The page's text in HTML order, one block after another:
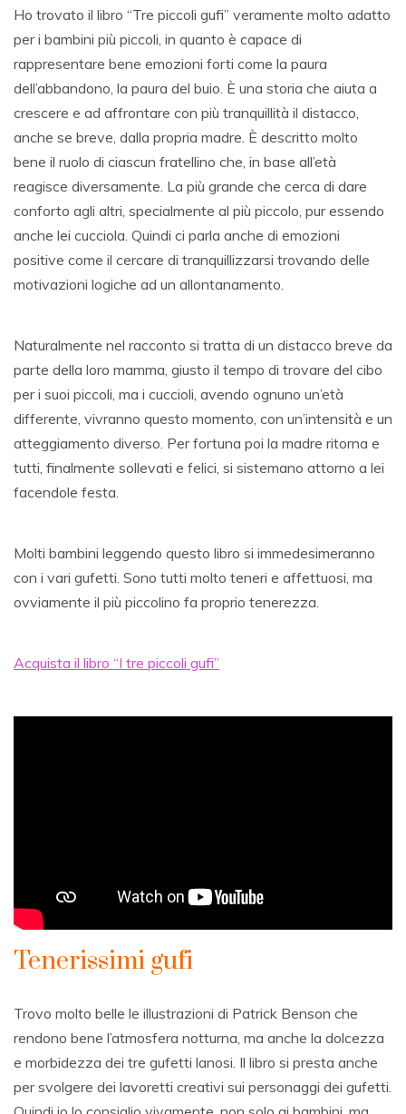
Ho trovato il libro “Tre piccoli gufi” veramente molto adatto
per i bambini più piccoli, in quanto è capace di
rappresentare bene emozioni forti come la paura
dell’abbandono, la paura del buio. È una storia che aiuta a
crescere e ad affrontare con più tranquillità il distacco,
anche se breve, dalla propria madre. È descritto molto
bene il ruolo di ciascun fratellino che, in base all’età
reagisce diversamente. La più grande che cerca di dare
conforto agli altri, specialmente al più piccolo, pur essendo
anche lei cucciola. Quindi ci parla anche di emozioni
positive come il cercare di tranquillizzarsi trovando delle
motivazioni logiche ad un allontanamento.
Naturalmente nel racconto si tratta di un distacco breve da
parte della loro mamma, giusto il tempo di trovare del cibo
per i suoi piccoli, ma i cuccioli, avendo ognuno un’età
differente, vivranno questo momento, con un’intensità e un
atteggiamento diverso. Per fortuna poi la madre ritorna e
tutti, finalmente sollevati e felici, si sistemano attorno a lei
facendole festa.
Molti bambini leggendo questo libro si immedesimeranno
con i vari gufetti. Sono tutti molto teneri e affettuosi, ma
ovviamente il più piccolino fa proprio tenerezza.
Acquista il libro “I tre piccoli gufi”
Tenerissimi gufi
Trovo molto belle le illustrazioni di Patrick Benson che
rendono bene l’atmosfera notturna, ma anche la dolcezza
e morbidezza dei tre gufetti lanosi. Il libro si presta anche
per svolgere dei lavoretti creativi sui personaggi dei gufetti.